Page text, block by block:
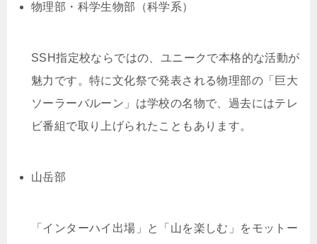
物理部・科学生物部（科学系）
SSH指定校ならではの、ユニークで本格的な活動が
魅力です。特に文化祭で発表される物理部の「巨大
ソーラーバルーン」は学校の名物で、過去にはテレ
ビ番組で取り上げられたこともあります。
山岳部
「インターハイ出場」と「山を楽しむ」をモットー